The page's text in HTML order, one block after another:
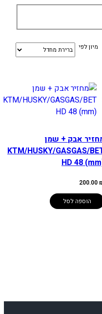
מיון לפי
אבק + שמן
KTM/HUSKY/GASGAS/
HD 48
הוספה לסל